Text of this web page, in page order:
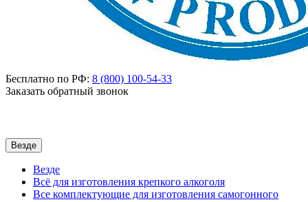
Бесплатно по РФ: 8 (800) 100-54-33
Заказать обратный звонок
Везде
Везде
Всё для изготовления крепкого алкоголя
Все комплектующие для изготовления самогонного